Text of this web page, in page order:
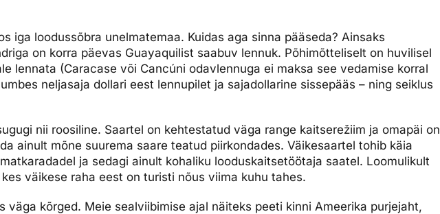
iga loodussõbra unelmatemaa. Kuidas aga sinna pääseda? Ainsaks
on korra päevas Guayaquilist saabuv lennuk. Põhimõtteliselt on huvilisel
lennata (Caracase või Cancúni odavlennuga ei maksa see vedamise korral
neljasaja dollari eest lennupilet ja sajadollarine sissepääs – ning seiklus
nii roosiline. Saartel on kehtestatud väga range kaitserežiim ja omapäi on
ainult mõne suurema saare teatud piirkondades. Väikesaartel tohib käia
ja sedagi ainult kohaliku looduskaitsetöötaja saatel. Loomulikult
väikese raha eest on turisti nõus viima kuhu tahes.
väga kõrged. Meie sealviibimise ajal näiteks peeti kinni Ameerika purjejaht,